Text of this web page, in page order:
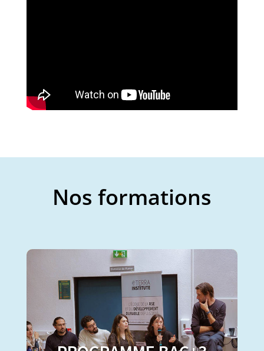
Au Terra Institute, chaque programme pédagogique
est une co-construction avec des experts à la pointe
personnes qui pensent hors des sentiers battus,
capables de déconstruire pour mieux rebâtir un
écosystème d’acteurs engagés. Nous sommes des
catalyseurs d’un monde où la connaissance de soi
est aussi valorisée que les enseignements
académiques.
Nous sommes Terra Institute.
Nos formations
Accessible juste après le Bac, notre Bachelor
vous propose un cursus professionnalisant